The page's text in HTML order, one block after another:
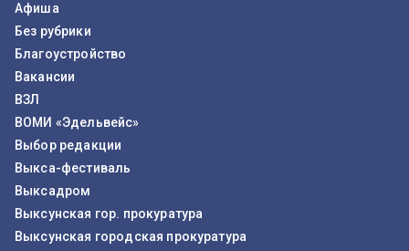
Афиша
Без рубрики
Благоустройство
Вакансии
ВЗЛ
ВОМИ «Эдельвейс»
Выбор редакции
Выкса-фестиваль
Выксадром
Выксунская гор. прокуратура
Выксунская городская прокуратура